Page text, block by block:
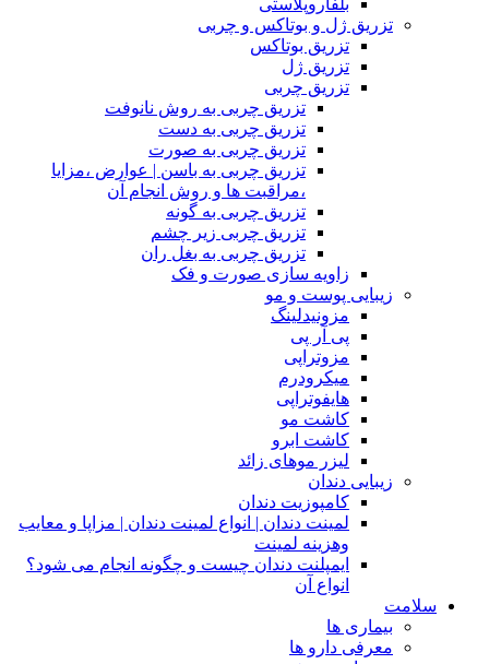
تزریق ژل و بوتاکس و چربی
تزریق بوتاکس
تزریق ژل
تزریق چربی
تزریق چربی به روش نانوفت
تزریق چربی به دست
تزریق چربی به صورت
تزریق چربی به باسن | عوارض ،مزایا
،مراقبت ها و روش انجام آن
تزریق چربی به گونه
تزریق چربی زیر چشم
تزریق چربی به بغل ران
زاویه سازی صورت و فک
زیبایی پوست و مو
مزونیدلینگ
پی آر پی
مزوتراپی
میکرودرم
هایفوتراپی
کاشت مو
کاشت ابرو
لیزر موهای زائد
زیبایی دندان
کامپوزیت دندان
لمینت دندان | انواع لمینت دندان | مزاپا و معایب
وهزینه لمینت
ایمپلنت دندان چیست و چگونه انجام می شود؟
انواع آن
سلامت
بیماری ها
معرفی دارو ها